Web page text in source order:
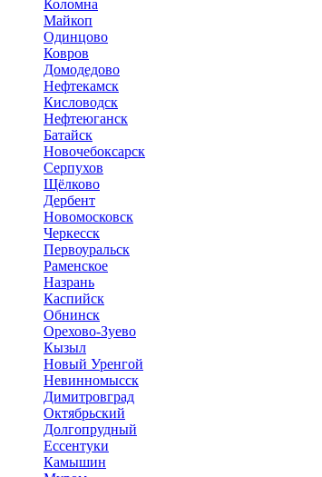
Коломна
Майкоп
Одинцово
Ковров
Домодедово
Нефтекамск
Кисловодск
Нефтеюганск
Батайск
Новочебоксарск
Серпухов
Щёлково
Дербент
Новомосковск
Черкесск
Первоуральск
Раменское
Назрань
Каспийск
Обнинск
Орехово-Зуево
Кызыл
Новый Уренгой
Невинномысск
Димитровград
Октябрьский
Долгопрудный
Ессентуки
Камышин